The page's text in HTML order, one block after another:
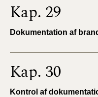
Kap. 29
Dokumentation af
Kap. 30
Kontrol af